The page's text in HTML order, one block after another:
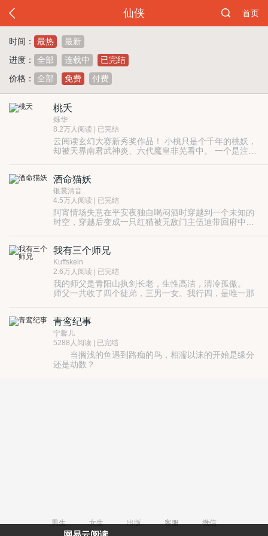
仙侠 首页
时间： 最热
最新
进度：
全部 连载中
已完结
价格：
全部 免费 付费
桃夭
烁华
8.2万人阅读 | 已完结
云阅读玄幻大赛新秀奖作品！ 小桃只是个千年的桃妖，
却被天界南君武神炎、六代魔皇非芜看中。 一个是注视
她卸下职责，可为他眷恋凡尘。
酒命猫妖
银裳清音
4.5万人阅读 | 已完结
阿宵情场失意在平安夜独自喝闷酒时穿越到一个未知的
时空，穿越后变成一只红猫被无敌门主伍迪带回府中治
伍迪竟对阿宵一见钟情，暗自决定一世守护阿宵，一场
搞笑而颠覆的情感大戏自此拉开帷幕，且看阿宵如何用
玄功玩转未知的时空······
我有三个师兄
Kuffskein
2.6万人阅读 | 已完结
我的师父是青阳山执剑长老，生性高洁，清冷孤傲。
师父一共收了四个徒弟，三男一女。我行四，是唯一那
大师兄温柔体贴。
二师兄冷静沉稳。
三师兄活泼幽默。
他们全部暗恋我师父。
青鸾纪事
宁馨儿
5288人阅读 | 已完结
当搁浅的鱼遇到路痴的鸟，相濡以沫的开始是缘分
还是劫数？
男生 女生 出版 客服
微信